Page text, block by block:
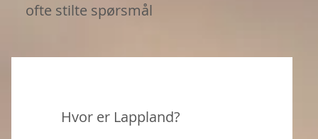
ofte stilte spørsmål
Hvor er Lappland?